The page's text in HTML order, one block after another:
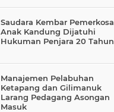
Saudara Kembar Pemerkosa
Anak Kandung Dijatuhi
Hukuman Penjara 20 Tahun
Manajemen Pelabuhan
Ketapang dan Gilimanuk
Larang Pedagang Asongan
Masuk